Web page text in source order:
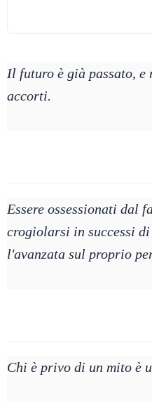
Il futuro è già passato, e
accorti.
Essere ossessionati dal
crogiolarsi in successi
l'avanzata sul proprio
Chi è privo di un mito è